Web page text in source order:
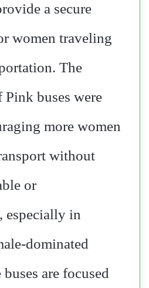
a secure
women traveling
The
buses were
more women
without
or
especially in
dominated
are focused